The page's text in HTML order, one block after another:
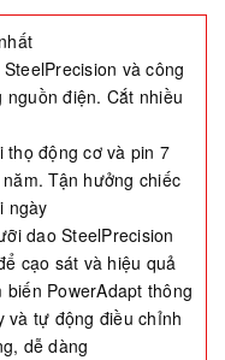
và công
điện. Cắt nhiều
động cơ và pin 7
Tận hưởng chiếc
ngày
dao SteelPrecision
cạo sát và hiệu quả
PowerAdapt thông
và tự động điều chỉnh
dễ dàng